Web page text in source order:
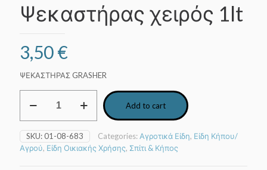
Ψεκαστήρας χειρός 1lt
3,50€
ΨΕΚΑΣΤΗΡΑΣ GRASHER
χειρός
quantity
Add to cart
SKU:01-08-683 Categories: Αγροτικά Είδη, Είδη Κήπου/
Αγρού, Είδη Οικιακής Χρήσης, Σπίτι & Κήπος